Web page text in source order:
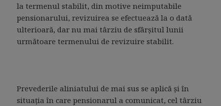
la termenul stabilit, din motive neimputabile
pensionarului, revizuirea se efectuează la o dată
ulterioară, dar nu mai târziu de sfârşitul lunii
următoare termenului de revizuire stabilit.
Prevederile aliniatului de mai sus se aplică şi în
situaţia în care pensionarul a comunicat, cel târziu